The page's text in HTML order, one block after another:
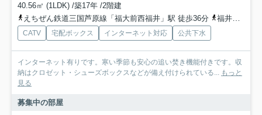
40.56㎡ (1LDK) /築17年 /2階建
えちぜん鉄道三国芦原線「福大前西福井」駅 徒歩36分
福井鉄道市内軌道線「足羽山公園口」駅 徒歩39分
CATV 宅配ボックス インターネット対応 公共下水
インターネット有りです。寒い季節も安心の追い焚き機能付きです。収
納はクロゼット・シューズボックスなどが備え付けられている... もっと
見る
募集中の部屋